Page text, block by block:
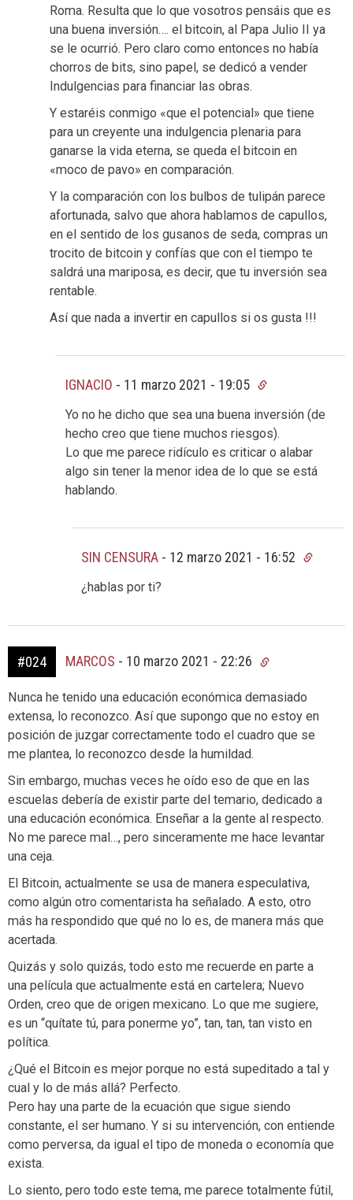
Roma. Resulta que lo que vosotros pensáis que es
una buena inversión…. el bitcoin, al Papa Julio II ya
se le ocurrió. Pero claro como entonces no había
chorros de bits, sino papel, se dedicó a vender
Indulgencias para financiar las obras.
Y estaréis conmigo «que el potencial» que tiene
para un creyente una indulgencia plenaria para
ganarse la vida eterna, se queda el bitcoin en
«moco de pavo» en comparación.
Y la comparación con los bulbos de tulipán parece
afortunada, salvo que ahora hablamos de capullos,
en el sentido de los gusanos de seda, compras un
trocito de bitcoin y confías que con el tiempo te
saldrá una mariposa, es decir, que tu inversión sea
rentable.
Así que nada a invertir en capullos si os gusta !!!
IGNACIO - 11 marzo 2021 - 19:05
Yo no he dicho que sea una buena inversión (de
hecho creo que tiene muchos riesgos).
Lo que me parece ridículo es criticar o alabar
algo sin tener la menor idea de lo que se está
hablando.
SIN CENSURA - 12 marzo 2021 - 16:52
¿hablas por ti?
#024 MARCOS - 10 marzo 2021 - 22:26
Nunca he tenido una educación económica demasiado
extensa, lo reconozco. Así que supongo que no estoy en
posición de juzgar correctamente todo el cuadro que se
me plantea, lo reconozco desde la humildad.
Sin embargo, muchas veces he oído eso de que en las
escuelas debería de existir parte del temario, dedicado a
una educación económica. Enseñar a la gente al respecto.
No me parece mal…, pero sinceramente me hace levantar
una ceja.
El Bitcoin, actualmente se usa de manera especulativa,
como algún otro comentarista ha señalado. A esto, otro
más ha respondido que qué no lo es, de manera más que
acertada.
Quizás y solo quizás, todo esto me recuerde en parte a
una película que actualmente está en cartelera; Nuevo
Orden, creo que de origen mexicano. Lo que me sugiere,
es un “quítate tú, para ponerme yo”, tan, tan, tan visto en
política.
¿Qué el Bitcoin es mejor porque no está supeditado a tal y
cual y lo de más allá? Perfecto.
Pero hay una parte de la ecuación que sigue siendo
constante, el ser humano. Y si su intervención, con entiende
como perversa, da igual el tipo de moneda o economía que
exista.
Lo siento, pero todo este tema, me parece totalmente fútil,